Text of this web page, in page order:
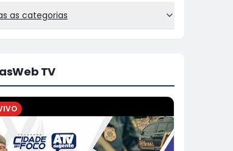
as categorias
TV